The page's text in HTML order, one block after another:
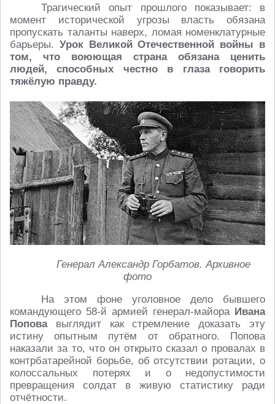
Трагический опыт прошлого показывает: в
момент исторической угрозы власть обязана
пропускать таланты наверх, ломая номенклатурные
барьеры. Урок Великой Отечественной войны в
том, что воюющая страна обязана ценить
людей, способных честно в глаза говорить
тяжёлую правду.
Генерал Александр Горбатов. Архивное
фото
На этом фоне уголовное дело бывшего
командующего 58-й армией генерал-майора Ивана
Поповавыглядит как стремление доказать эту
истину опытным путём от обратного. Попова
наказали за то, что он открыто сказал о провалах в
контрбатарейной борьбе, об отсутствии ротации, о
колоссальных потерях и о недопустимости
превращения солдат в живую статистику ради
отчётности.